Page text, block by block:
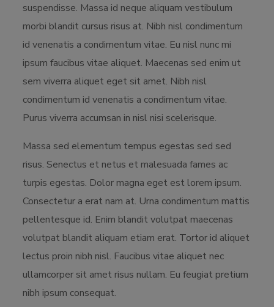
suspendisse. Massa id neque aliquam vestibulum
morbi blandit cursus risus at. Nibh nisl condimentum
id venenatis a condimentum vitae. Eu nisl nunc mi
ipsum faucibus vitae aliquet. Maecenas sed enim ut
sem viverra aliquet eget sit amet. Nibh nisl
condimentum id venenatis a condimentum vitae.
Purus viverra accumsan in nisl nisi scelerisque.
Massa sed elementum tempus egestas sed sed
risus. Senectus et netus et malesuada fames ac
turpis egestas. Dolor magna eget est lorem ipsum.
Consectetur a erat nam at. Urna condimentum mattis
pellentesque id. Enim blandit volutpat maecenas
volutpat blandit aliquam etiam erat. Tortor id aliquet
lectus proin nibh nisl. Faucibus vitae aliquet nec
ullamcorper sit amet risus nullam. Eu feugiat pretium
nibh ipsum consequat.